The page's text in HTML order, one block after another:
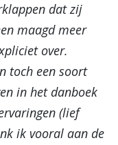
dat zij
maagd meer
over.
toch een soort
in het danboek
(lief
ik vooral aan de